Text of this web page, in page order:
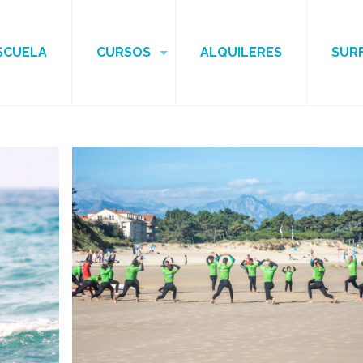
CURSOS ALQUILERES